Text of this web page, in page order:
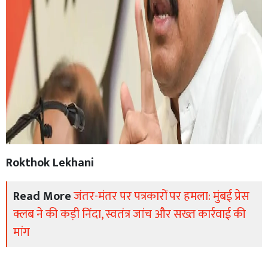
Rokthok Lekhani
Read Moreजंतर-मंतर पर पत्रकारों पर हमला: मुंबई प्रेस
क्लब ने की कड़ी निंदा, स्वतंत्र जांच और सख्त कार्रवाई की
मांग